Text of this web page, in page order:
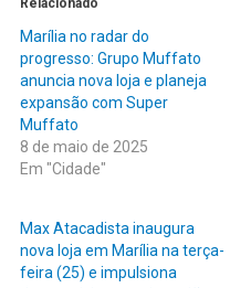
Relacionado
Marília no radar do
progresso: Grupo Muffato
anuncia nova loja e planeja
expansão com Super
Muffato
8 de maio de 2025
Em "Cidade"
Max Atacadista inaugura
nova loja em Marília na terça-
feira (25) e impulsiona